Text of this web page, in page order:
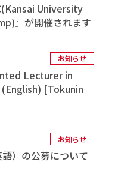
University
』が開催されます
お知らせ
Lecturer in
[Tokunin
お知らせ
）の公募について